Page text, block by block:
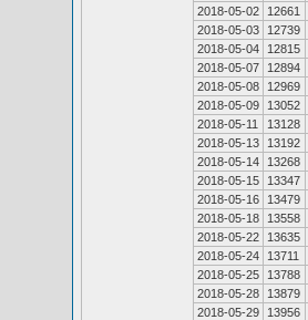
2018-05-02
12661
2018-05-03
12739
2018-05-04
12815
2018-05-07
12894
2018-05-08
12969
2018-05-09
13052
2018-05-11
13128
2018-05-13
13192
2018-05-14
13268
2018-05-15
13347
2018-05-16
13479
2018-05-18
13558
2018-05-22
13635
2018-05-24
13711
2018-05-25
13788
2018-05-28
13879
2018-05-29
13956